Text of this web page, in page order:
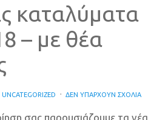
καταλύματα
– με θέα
UNCATEGORIZED ΔΕΝ ΥΠΆΡΧΟΥΝ ΣΧΌΛΙΑ
σας παρουσιάζουμε τα νέα